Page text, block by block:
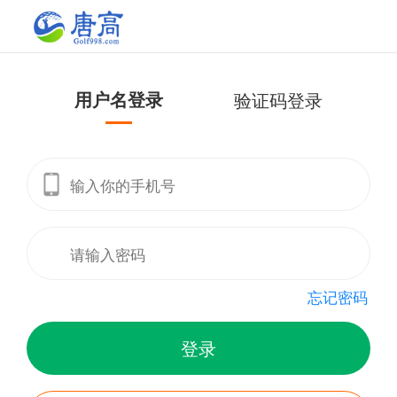
用户名登录 验证码登录
忘记密码
登录